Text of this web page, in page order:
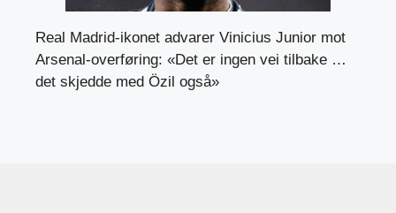
Real Madrid-ikonet advarer Vinicius Junior mot
Arsenal-overføring: «Det er ingen vei tilbake …
det skjedde med Özil også»